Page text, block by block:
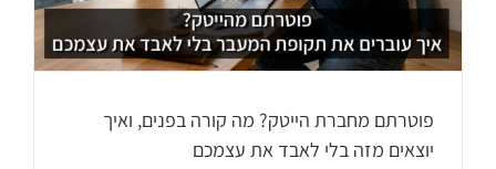
פוטרתם מחברת הייטק? מה קורה בפנים, ואיך
יוצאים מזה בלי לאבד את עצמכם